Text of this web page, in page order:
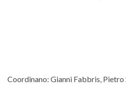
Coordinano: Gianni Fabbris, Pietro